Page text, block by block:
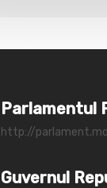
Parlamentul
http://
Guvernul